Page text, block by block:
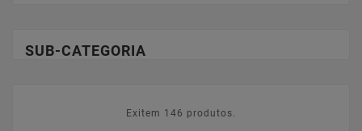
SUB-CATEGORIA
Exitem 146 produtos.